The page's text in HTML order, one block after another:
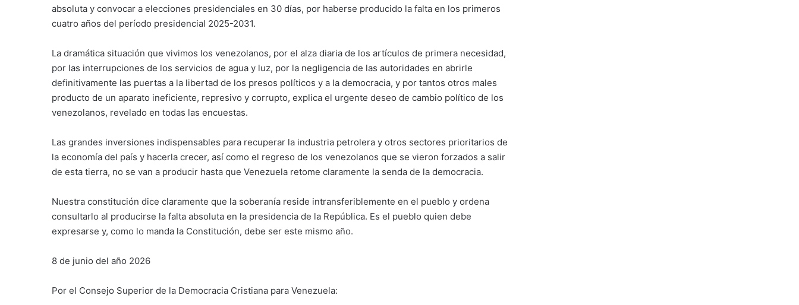
absoluta y convocar a elecciones presidenciales en 30 días, por haberse producido la falta en los primeros
cuatro años del período presidencial 2025-2031.
La dramática situación que vivimos los venezolanos, por el alza diaria de los artículos de primera necesidad,
por las interrupciones de los servicios de agua y luz, por la negligencia de las autoridades en abrirle
definitivamente las puertas a la libertad de los presos políticos y a la democracia, y por tantos otros males
producto de un aparato ineficiente, represivo y corrupto, explica el urgente deseo de cambio político de los
venezolanos, revelado en todas las encuestas.
Las grandes inversiones indispensables para recuperar la industria petrolera y otros sectores prioritarios de
la economía del país y hacerla crecer, así como el regreso de los venezolanos que se vieron forzados a salir
de esta tierra, no se van a producir hasta que Venezuela retome claramente la senda de la democracia.
Nuestra constitución dice claramente que la soberanía reside intransferiblemente en el pueblo y ordena
consultarlo al producirse la falta absoluta en la presidencia de la República. Es el pueblo quien debe
expresarse y, como lo manda la Constitución, debe ser este mismo año.
8 de junio del año 2026
Por el Consejo Superior de la Democracia Cristiana para Venezuela: